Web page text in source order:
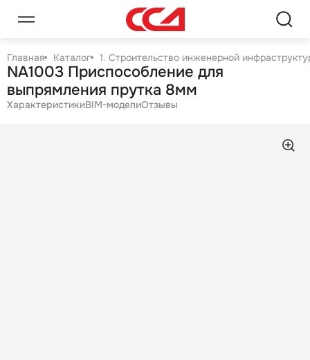
Главная Каталог 1. Строительство инженерной
NA1003 Приспособление для
выпрямления прутка 8мм
ХарактеристикиBIM-моделиОтзывы